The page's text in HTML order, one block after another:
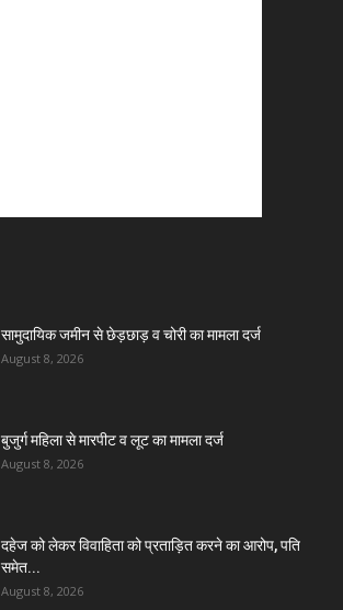
सामुदायिक जमीन से छेड़छाड़ व चोरी का मामला दर्ज
August 8, 2026
बुजुर्ग महिला से मारपीट व लूट का मामला दर्ज
August 8, 2026
दहेज को लेकर विवाहिता को प्रताड़ित करने का आरोप, पति
समेत...
August 8, 2026